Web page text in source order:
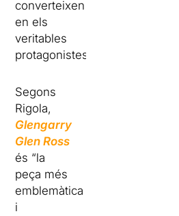
converteixen
en els
veritables
protagonistes.
Segons
Rigola,
Glengarry
Glen Ross
és “la
peça més
emblemàtica
i